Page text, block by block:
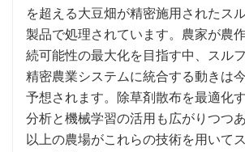
を超える大豆畑が精密施用されたス
製品で処理されています。農家が農
続可能性の最大化を目指す中、スル
精密農業システムに統合する動きは
予想されます。除草剤散布を最適化
分析と機械学習の活用も広がりつつ
以上の農場がこれらの技術を用いて